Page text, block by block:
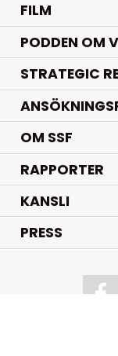
FILM
PODDEN OM
STRATEGIC
OM SSF
RAPPORTER
KANSLI
PRESS